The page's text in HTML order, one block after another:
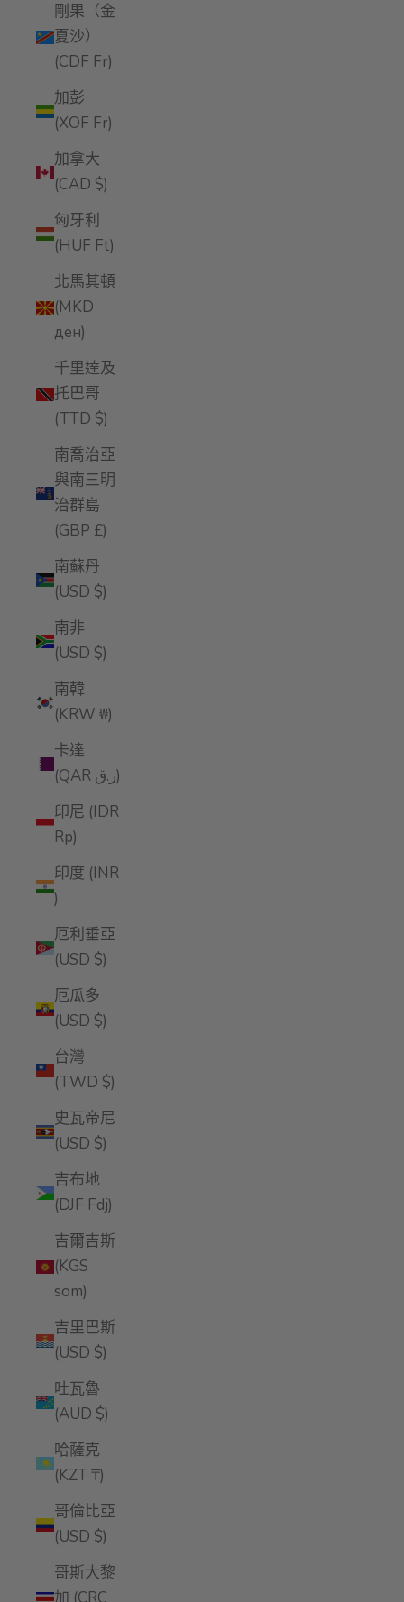
剛果（金
夏沙）
(CDF Fr)
加彭
(XOF Fr)
加拿大
(CAD $)
匈牙利
(HUF Ft)
北馬其頓
(MKD
ден)
千里達及
托巴哥
(TTD $)
南喬治亞
與南三明
治群島
(GBP £)
南蘇丹
(USD $)
南非
(USD $)
南韓
(KRW ₩)
卡達
(QAR ر.ق)
印尼 (IDR
Rp)
印度 (INR
₹)
厄利垂亞
(USD $)
厄瓜多
(USD $)
台灣
(TWD $)
史瓦帝尼
(USD $)
吉布地
(DJF Fdj)
吉爾吉斯
(KGS
som)
吉里巴斯
(USD $)
吐瓦魯
(AUD $)
哈薩克
(KZT ₸)
哥倫比亞
(USD $)
哥斯大黎